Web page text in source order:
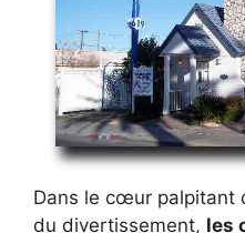
Dans le cœur palpitant
du divertissement, les